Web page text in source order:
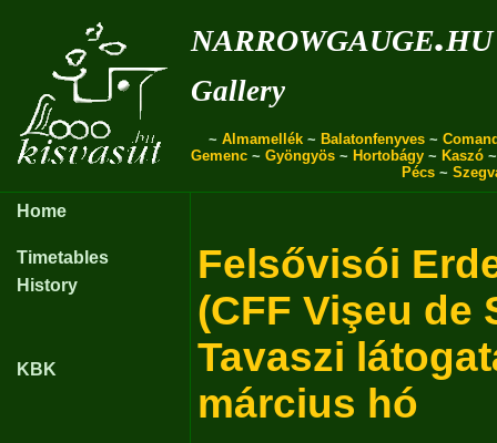
narrowgauge.hu
Gallery
~ Almamellék ~ Balatonfenyves ~
Gemenc ~ Gyöngyös ~ Hortobágy ~ Kaszó
Pécs ~
Home
Timetables
History
KBK
Felsővisói
(CFF Vişeu de
Tavaszi
március hó